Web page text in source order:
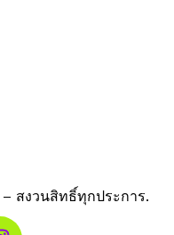
สงวนสิทธิ์ทุกประการ.